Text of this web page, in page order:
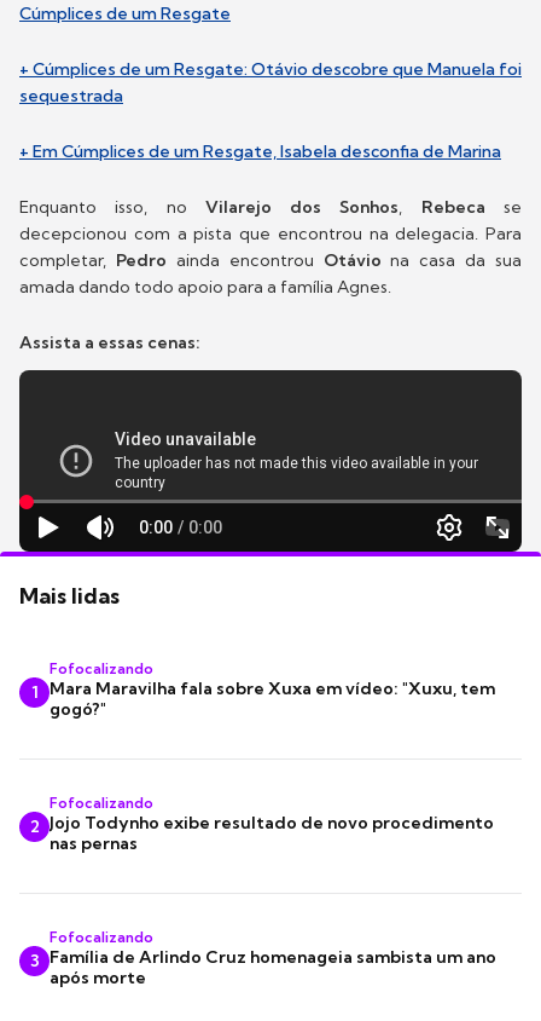
Cúmplices de um Resgate
+ Cúmplices de um Resgate: Otávio descobre que Manuela foi
sequestrada
+ Em Cúmplices de um Resgate, Isabela desconfia de Marina
Enquanto isso, no Vilarejo dos Sonhos, Rebeca se
decepcionou com a pista que encontrou na delegacia. Para
completar, Pedro ainda encontrou Otávio na casa da sua
amada dando todo apoio para a família Agnes.
Assista a essas cenas:
Mais lidas
1
Fofocalizando
Mara Maravilha fala sobre Xuxa em vídeo: "Xuxu, tem
gogó?"
2
Fofocalizando
Jojo Todynho exibe resultado de novo procedimento
nas pernas
3
Fofocalizando
Família de Arlindo Cruz homenageia sambista um ano
após morte